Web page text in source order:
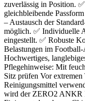
zuverlässig in Position.
gleichbleibende
– Austausch der
möglich. ✅ Individuelle
eingestellt. ✅ Robuste
Belastungen im
Hochwertiges,
Pflegehinweise: Mit
Sitz prüfen Vor extremen
Reinigungsmittel
wird der ZERO2 ANKR